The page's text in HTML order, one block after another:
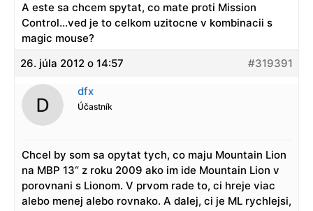
A este sa chcem spytat, co mate proti Mission
Control…ved je to celkom uzitocne v kombinacii s
magic mouse?
26. júla 2012 o 14:57
#319391
dfx
Účastník
Chcel by som sa opytat tych, co maju Mountain Lion
na MBP 13“ z roku 2009 ako im ide Mountain Lion v
porovnani s Lionom. V prvom rade to, ci hreje viac
alebo menej alebo rovnako. A dalej, ci je ML rychlejsi,